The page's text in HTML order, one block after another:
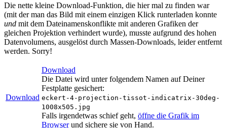
Die nette kleine Download-Funktion, die hier mal zu finden war
(mit der man das Bild mit einem einzigen Klick runterladen konnte
und mit dem Dateinamenskonflikte mit anderen Grafiken der
gleichen Projektion verhindert wurde), musste aufgrund des hohen
Datenvolumens, ausgelöst durch Massen-Downloads, leider entfernt
werden. Sorry!
Download
Download
Die Datei wird unter folgendem Namen auf Deiner
Festplatte gesichert:
eckert-4-projection-tissot-indicatrix-30deg-
1008x505.jpg
Falls irgendetwas schief geht, öffne die Grafik im
Browserund sichere sie von Hand.